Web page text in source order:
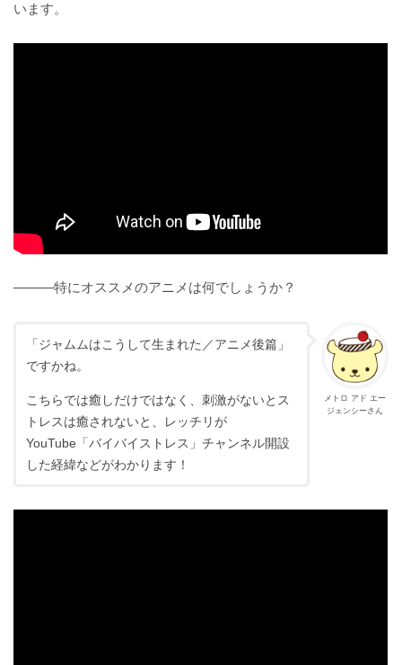
います。
———特にオススメのアニメは何でしょうか？
メトロ アド エー
ジェンシーさん
「ジャムムはこうして生まれた／アニメ後篇」
ですかね。
こちらでは癒しだけではなく、刺激がないとス
トレスは癒されないと、レッチリが
YouTube「バイバイストレス」チャンネル開設
した経緯などがわかります！